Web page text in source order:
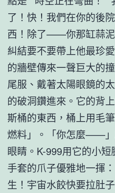
了！快！我們在你的後
西！除了——你那缸蒜
糾結要不要帶上他最珍
的牆壁傳來一聲巨大的
尾服、戴著太陽眼鏡的
的破洞鑽進來。它的背
斯桶的東西，桶上用毛
燃料」。「你怎麼——
眼睛。K-999用它的小
手套的爪子優雅地一揮
生！宇宙水餃快要拉肚